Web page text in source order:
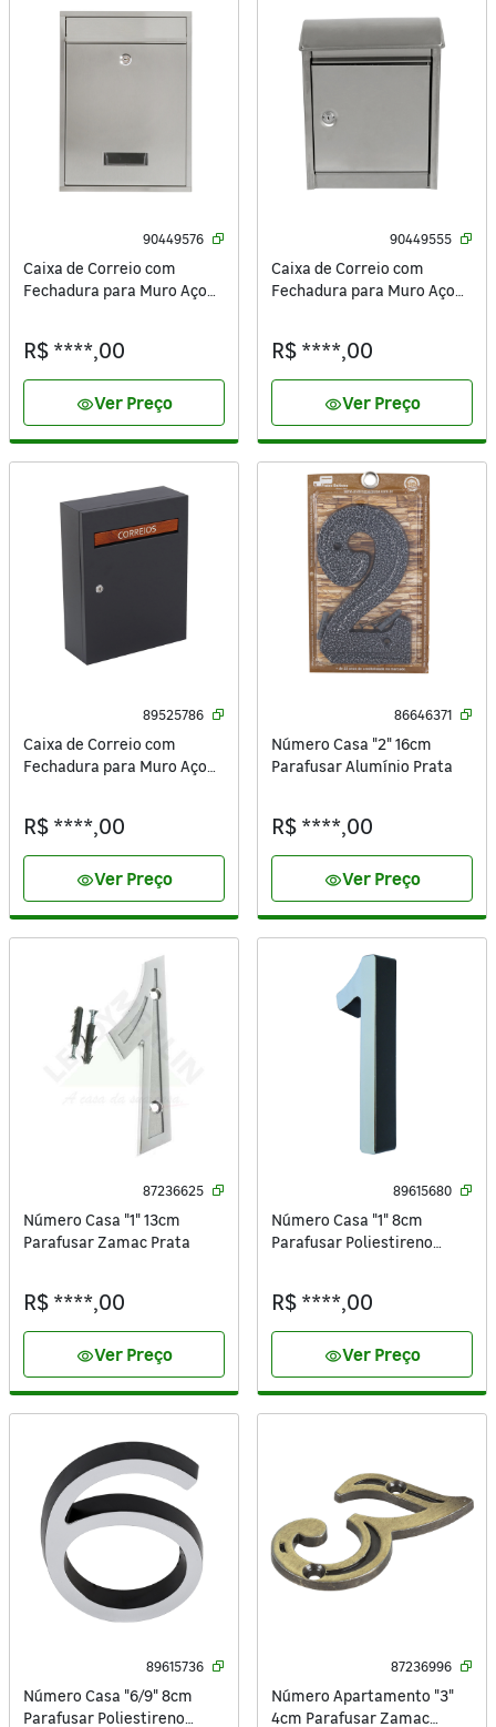
90449576
Caixa de Correio com
Fechadura para Muro Aço
R$ ****,00
visibilityVer Preço
90449555
Caixa de Correio com
Fechadura para Muro Aço
R$ ****,00
visibilityVer Preço
89525786
Caixa de Correio com
Fechadura para Muro Aço
R$ ****,00
visibilityVer Preço
86646371
Número Casa "2" 16cm
Parafusar Alumínio Prata
R$ ****,00
visibilityVer Preço
87236625
Número Casa "1" 13cm
Parafusar Zamac Prata
R$ ****,00
visibilityVer Preço
89615680
Número Casa "1" 8cm
Parafusar Poliestireno
R$ ****,00
visibilityVer Preço
89615736
Número Casa "6/9" 8cm
Parafusar Poliestireno
87236996
Número Apartamento "3"
4cm Parafusar Zamac